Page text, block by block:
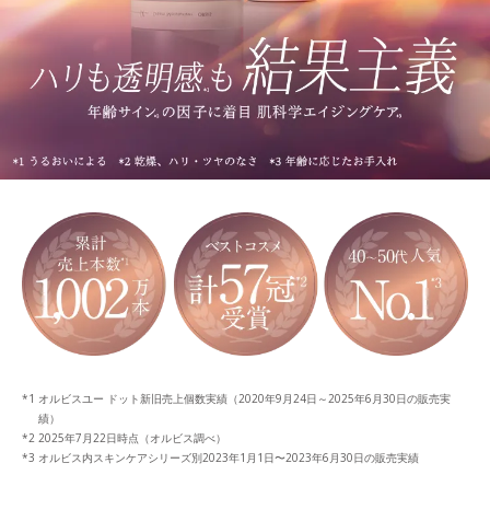
オルビスユー ドット新旧売上個数実績（2020年9月24日～2025年6月30日の販売実
績）
2025年7月22日時点（オルビス調べ）
オルビス内スキンケアシリーズ別2023年1月1日〜2023年6月30日の販売実績